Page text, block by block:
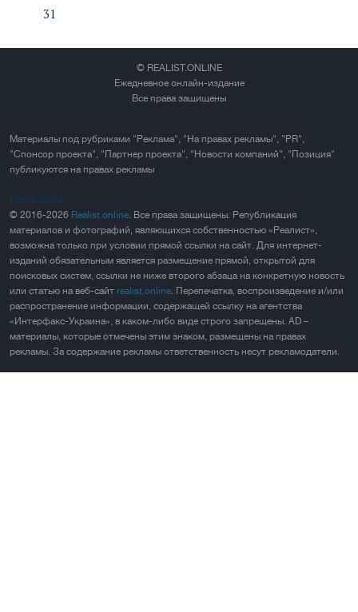
31
© REALIST.ONLINE
Ежедневное онлайн-издание
Все права защищены
Материалы под рубриками "Реклама", "На правах рекламы", "PR",
"Спонсор проекта", "Партнер проекта", "Новости компаний", "Позиция"
публикуются на правах рекламы
Карта сайта
© 2016-2026 Realist.online. Все права защищены. Републикация
материалов и фотографий, являющихся собственностью «Реалист»,
возможна только при условии прямой ссылки на сайт. Для интернет-
изданий обязательным является размещение прямой, открытой для
поисковых систем, ссылки не ниже второго абзаца на конкретную новость
или статью на веб-сайт realist.online. Перепечатка, воспроизведение и/или
распространение информации, содержащей ссылку на агентства
«Интерфакс-Украина», в каком-либо виде строго запрещены. AD –
материалы, которые отмечены этим знаком, размещены на правах
рекламы. За содержание рекламы ответственность несут рекламодатели.